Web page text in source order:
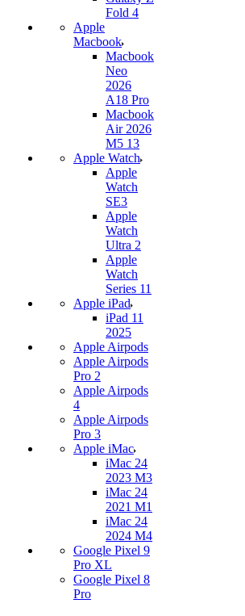
Fold 4
Apple
Macbook
Macbook
Neo
2026
A18 Pro
Macbook
Air 2026
M5 13
Apple Watch
Apple
Watch
SE3
Apple
Watch
Ultra 2
Apple
Watch
Series 11
Apple iPad
iPad 11
2025
Apple Airpods
Apple Airpods
Pro 2
Apple Airpods
4
Apple Airpods
Pro 3
Apple iMac
iMac 24
2023 M3
iMac 24
2021 M1
iMac 24
2024 M4
Google Pixel 9
Pro XL
Google Pixel 8
Pro